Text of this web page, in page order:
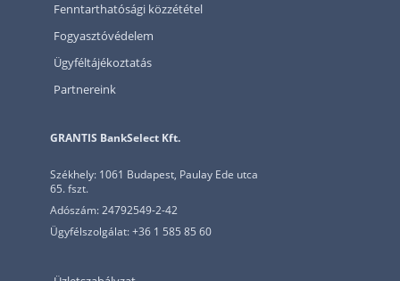
Fenntarthatósági közzététel
Fogyasztóvédelem
Ügyféltájékoztatás
Partnereink
GRANTIS BankSelect Kft.
Székhely: 1061 Budapest, Paulay Ede utca
65. fszt.
Adószám: 24792549-2-42
Ügyfélszolgálat: +36 1 585 85 60